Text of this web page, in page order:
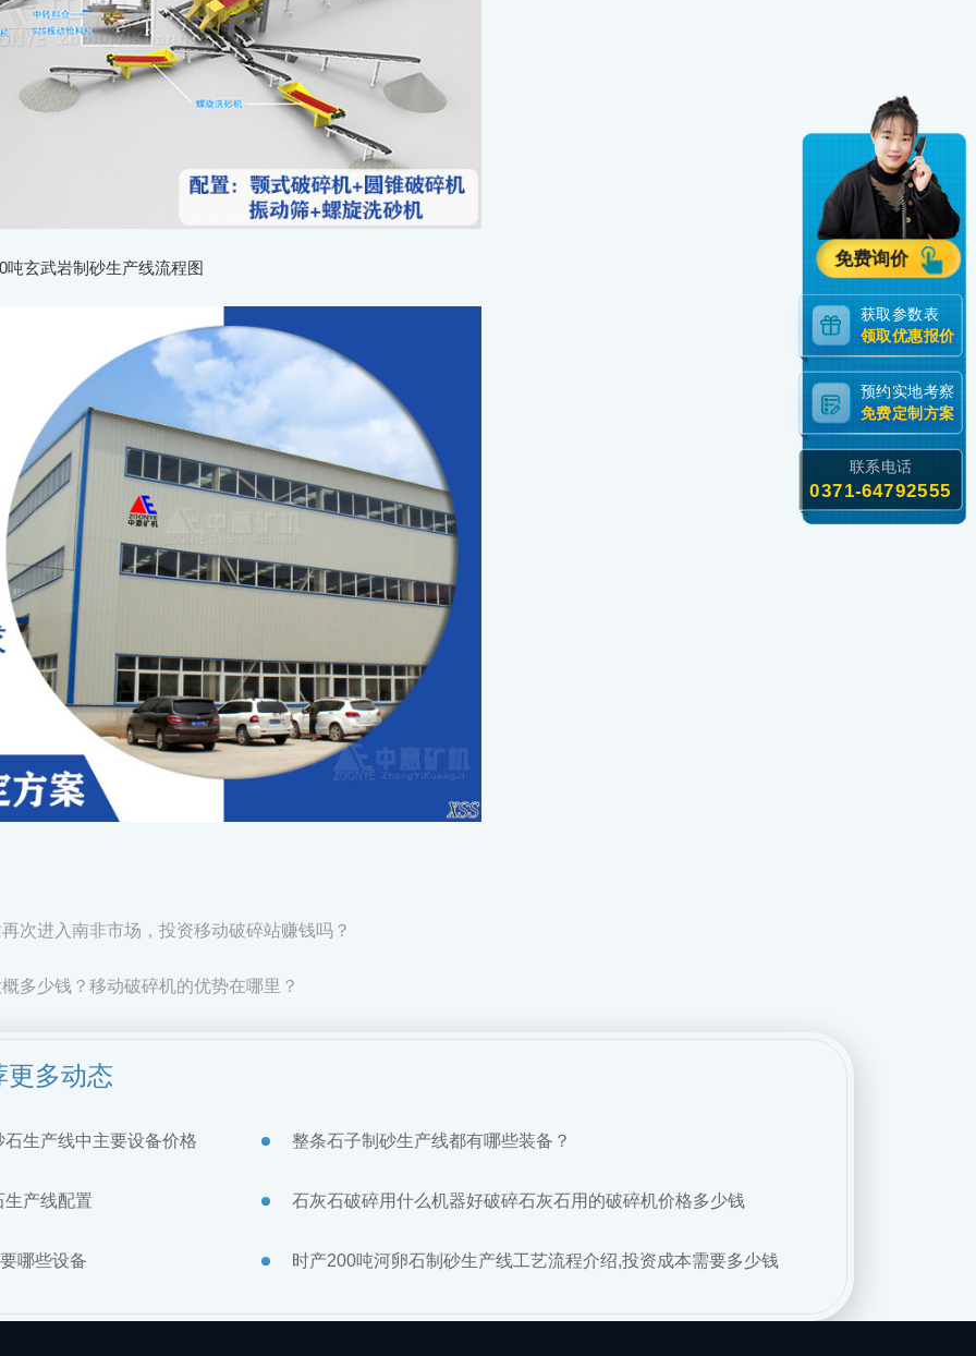
吨玄武岩制砂生产线流程图
次进入南非市场，投资移动破碎站赚钱吗？
多少钱？移动破碎机的优势在哪里？
更多动态
生产线中主要设备价格 整条石子制砂生产线都有哪些装备？
产线配置 石灰石破碎用什么机器好破碎石灰石用的破碎机价格多少钱
哪些设备 时产200吨河卵石制砂生产线工艺流程介绍,投资成本需要多少钱
免费询价
获取参数表
领取优惠报价
预约实地考察
免费定制方案
联系电话
0371-64792555